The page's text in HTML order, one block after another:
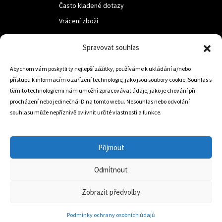
Spravovat souhlas
Abychom vám poskytli ty nejlepší zážitky, používáme k ukládání a/nebo
přístupu k informacím o zařízení technologie, jako jsou soubory cookie. Souhlas s
těmito technologiemi nám umožní zpracovávat údaje, jako je chování při
procházení nebo jedinečná ID na tomto webu. Nesouhlas nebo odvolání
souhlasu může nepříznivě ovlivnit určité vlastnosti a funkce.
Přijmout
Odmítnout
Zobrazit předvolby
Podmínky ochrany osobních údajů
Často kladené dotazy
Vrácení zboží
LUF s.r.o.
Nám. M.R.Štefanika 518,
Trstená 02801
info@dojezdovakola.com